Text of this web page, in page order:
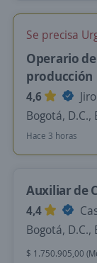
Se precisa
Operario
producción
4,6
Bogotá, D.C.,
Hace 3 horas
Auxiliar de
4,4
Bogotá, D.C.,
$ 1.750.905,00